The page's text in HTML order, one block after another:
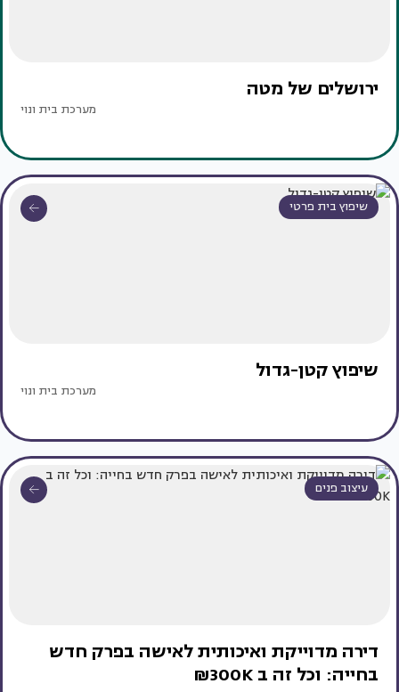
ירושלים של מטה
מערכת בית ונוי
שיפוץ בית פרטי
שיפוץ קטן-גדול
מערכת בית ונוי
עיצוב פנים
דירה מדוייקת ואיכותית לאישה בפרק חדש
בחייה: וכל זה ב 300K₪